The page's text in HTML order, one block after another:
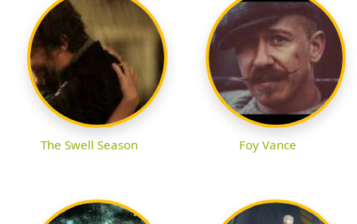
The Swell Season Foy Vance